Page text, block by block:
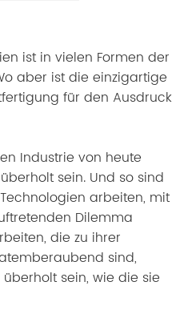
ist in vielen Formen der
aber ist die einzigartige
für den Ausdruck
Industrie von heute
sein. Und so sind
arbeiten, mit
Dilemma
die zu ihrer
sind,
sein, wie die sie